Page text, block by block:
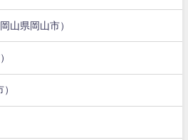
山県岡山市）